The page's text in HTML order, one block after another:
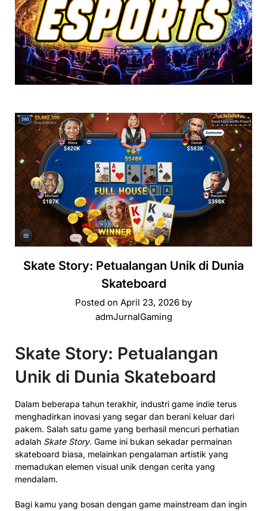
Skate Story: Petualangan Unik di Dunia
Skateboard
Posted on April 23, 2026 by
admJurnalGaming
Skate Story: Petualangan
Unik di Dunia Skateboard
Dalam beberapa tahun terakhir, industri game indie terus
menghadirkan inovasi yang segar dan berani keluar dari
pakem. Salah satu game yang berhasil mencuri perhatian
adalah Skate Story. Game ini bukan sekadar permainan
skateboard biasa, melainkan pengalaman artistik yang
memadukan elemen visual unik dengan cerita yang
mendalam.
Bagi kamu yang bosan dengan game mainstream dan ingin